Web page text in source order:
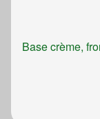
Base crème,